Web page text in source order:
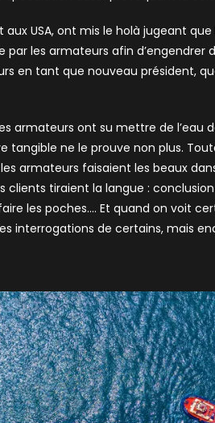
USA, ont mis le holà jugeant
les armateurs afin d’engendrer
en tant que nouveau président,
armateurs ont su mettre de l’eau
ne le prouve non plus.
armateurs faisaient les beaux
clients tiraient la langue :
les poches…. Et quand on voit
interrogations de certains, mais